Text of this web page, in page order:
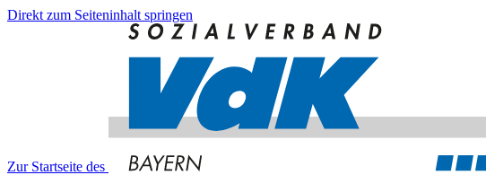
Direkt zum Seiteninhalt springen
Zur Startseite des